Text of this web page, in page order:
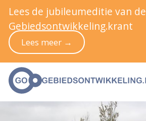
Lees de jubileumeditie van de
Gebiedsontwikkeling.krant
Lees meer →